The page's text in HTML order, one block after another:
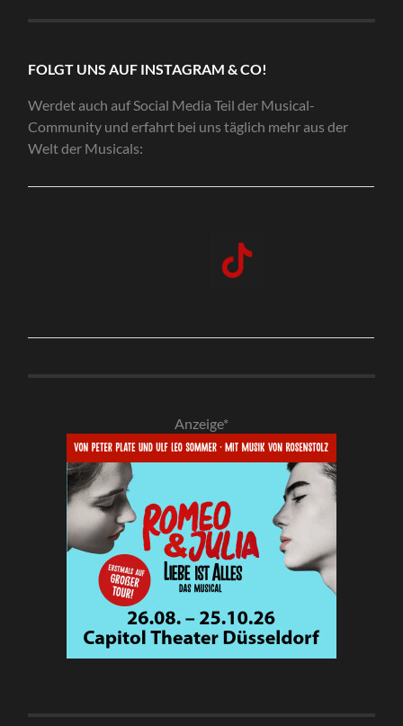
FOLGT UNS AUF INSTAGRAM & CO!
Werdet auch auf Social Media Teil der Musical-
Community und erfahrt bei uns täglich mehr aus der
Welt der Musicals:
Anzeige*